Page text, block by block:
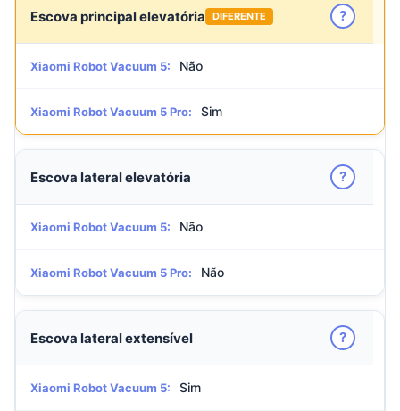
Escova principal elevatória DIFERENTE ?
Xiaomi Robot Vacuum 5: Não
Xiaomi Robot Vacuum 5 Pro: Sim
Escova lateral elevatória ?
Xiaomi Robot Vacuum 5: Não
Xiaomi Robot Vacuum 5 Pro: Não
Escova lateral extensível ?
Xiaomi Robot Vacuum 5: Sim